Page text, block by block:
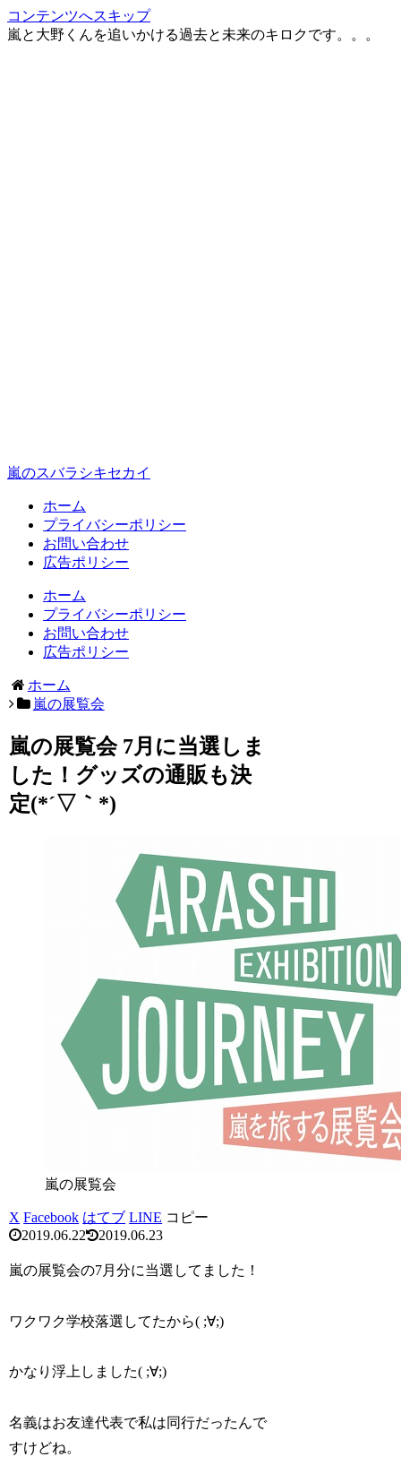
コンテンツへスキップ
嵐と大野くんを追いかける過去と未来のキロクです。。。
嵐のスバラシキセカイ
ホーム
プライバシーポリシー
お問い合わせ
広告ポリシー
ホーム
プライバシーポリシー
お問い合わせ
広告ポリシー
ホーム
嵐の展覧会
嵐の展覧会 7月に当選しま
した！グッズの通販も決
定(*´▽｀*)
嵐の展覧会
X Facebook はてブ LINE コピー
2019.06.22
2019.06.23
嵐の展覧会の7月分に当選してました！
ワクワク学校落選してたから( ;∀;)
かなり浮上しました( ;∀;)
名義はお友達代表で私は同行だったんで
すけどね。